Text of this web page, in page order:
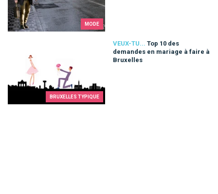
MODE
BRUXELLES TYPIQUE
VEUX-TU... Top 10 des
demandes en mariage à faire à
Bruxelles
Top 10 des demandes en mariage à faire à Bruxelles